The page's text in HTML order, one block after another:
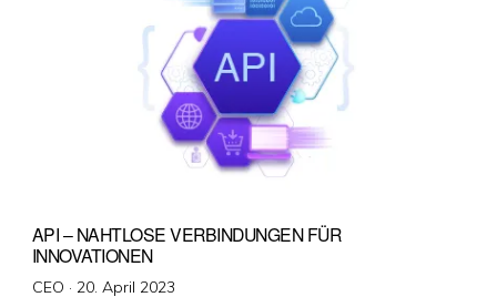
API – NAHTLOSE VERBINDUNGEN FÜR
INNOVATIONEN
CEO · Veröffentlicht
20. April 2023